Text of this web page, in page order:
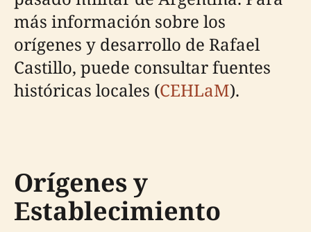
más información sobre los
orígenes y desarrollo de Rafael
Castillo, puede consultar fuentes
históricas locales (CEHLaM).
Orígenes y
Establecimiento